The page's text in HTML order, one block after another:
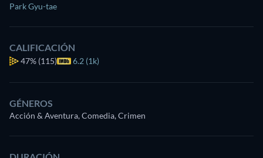
Park Gyu-tae
CALIFICACIÓN
47% (115) 6.2 (1k)
GÉNEROS
Acción & Aventura, Comedia, Crimen